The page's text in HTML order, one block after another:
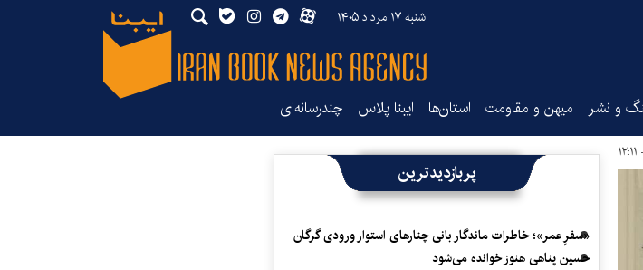
شنبه ۱۷ مرداد ۱۴۰۵
و نشر میهن و مقاومت استان‌ها ایبنا پلاس چندرسانه‌ای
پربازدیدترین
«سفرِ عمر»؛ خاطرات ماندگار بانی چنارهای استوار ورودی گرگان
حسین پناهی هنوز خوانده می‌شود